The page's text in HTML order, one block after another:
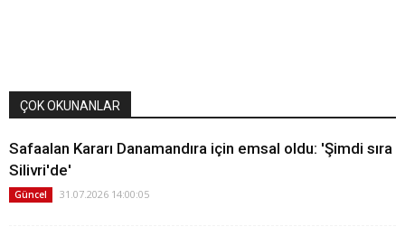
ÇOK OKUNANLAR
Safaalan Kararı Danamandıra için emsal oldu: 'Şimdi sıra
Silivri'de'
Güncel 31.07.2026 14:00:05